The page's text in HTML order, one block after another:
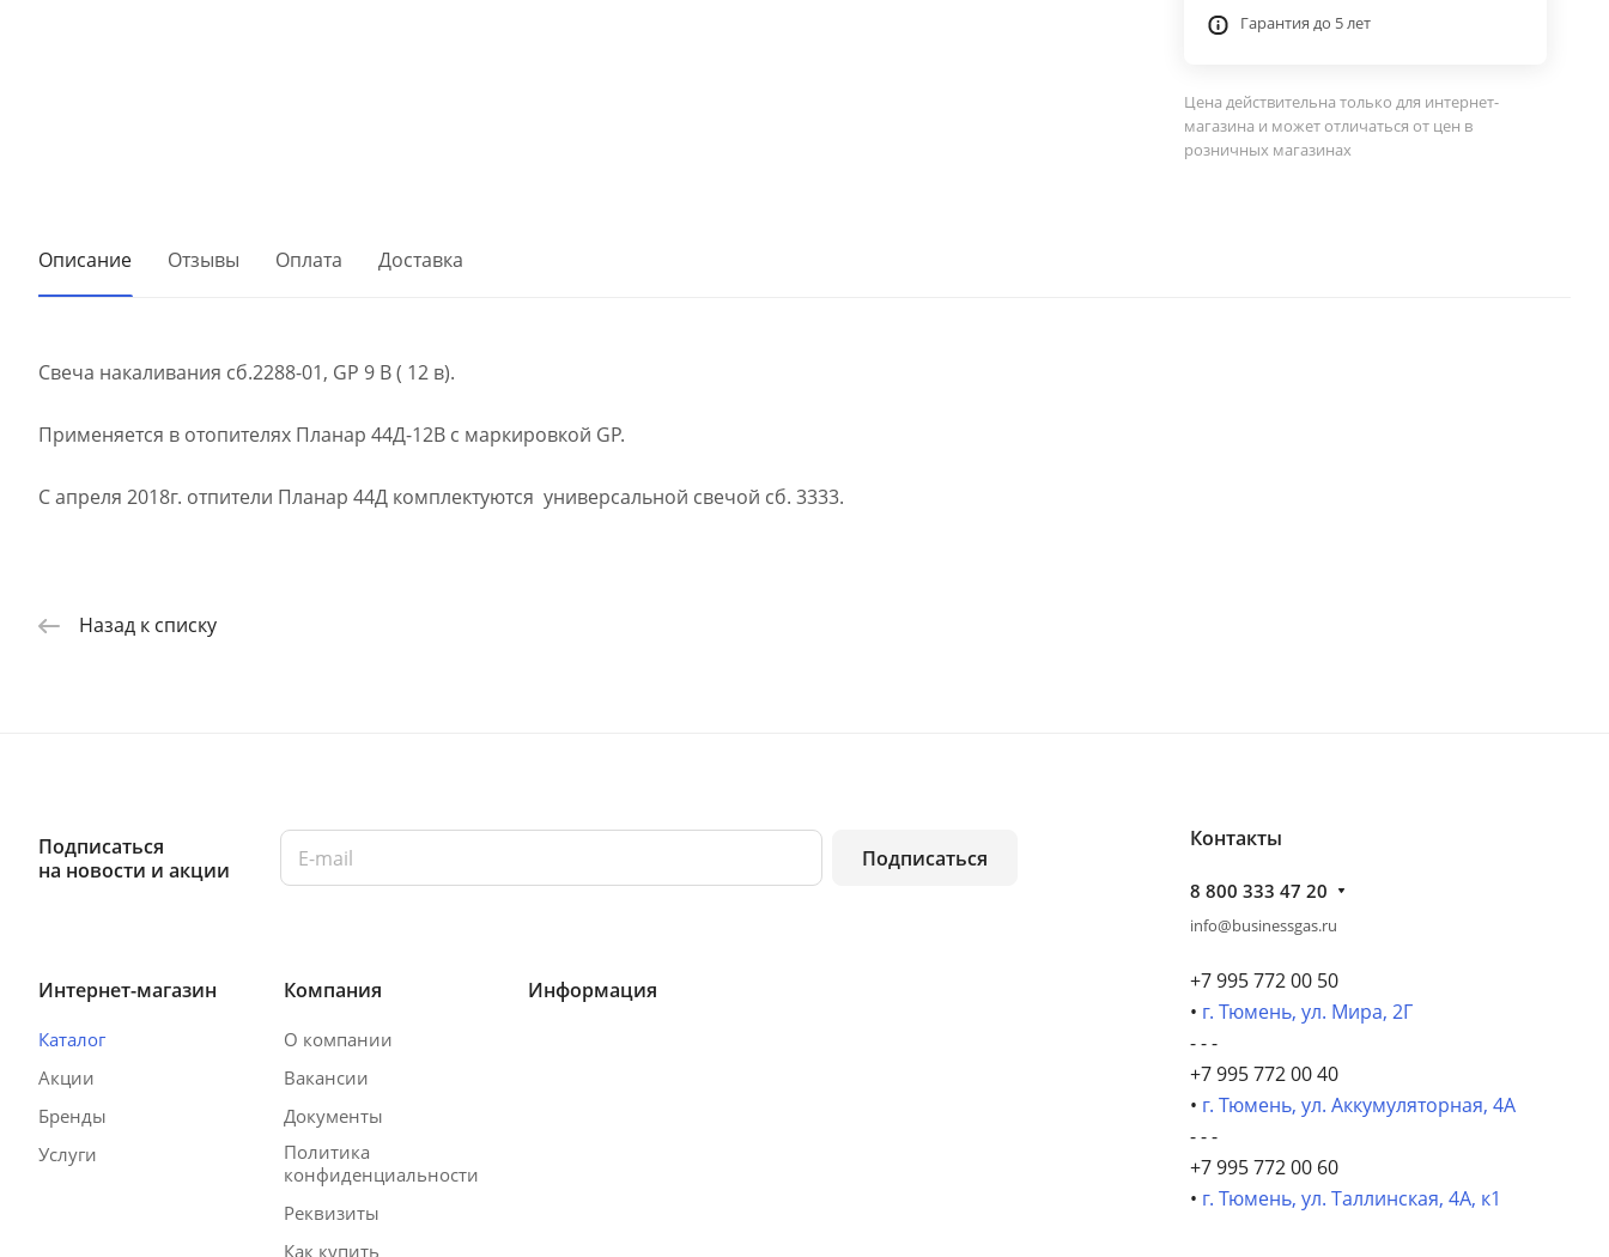
Гарантия до 5 лет
Цена действительна только для интернет-
магазина и может отличаться от цен в
розничных магазинах
Описание Отзывы Оплата Доставка
Свеча накаливания сб.2288-01, GP 9 В ( 12 в).
Применяется в отопителях Планар 44Д-12В с маркировкой GP.
С апреля 2018г. отпители Планар 44Д комплектуются универсальной свечой сб. 3333.
Назад к списку
Подписаться
на новости и акции
Подписаться
Интернет-магазин
Каталог
Акции
Бренды
Услуги
Компания
О компании
Вакансии
Документы
Политика
конфиденциальности
Реквизиты
Как купить
Информация
Контакты
8 800 333 47 20
info@businessgas.ru
+7 995 772 00 50
• г. Тюмень, ул. Мира, 2Г
- - -
+7 995 772 00 40
• г. Тюмень, ул. Аккумуляторная, 4А
- - -
+7 995 772 00 60
• г. Тюмень, ул. Таллинская, 4А, к1